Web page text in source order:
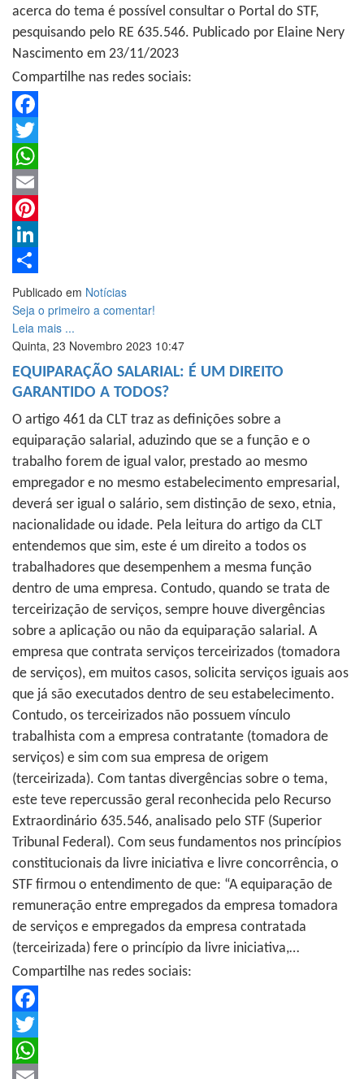
acerca do tema é possível consultar o Portal do STF,
pesquisando pelo RE 635.546. Publicado por Elaine Nery
Nascimento em 23/11/2023
Compartilhe nas redes sociais:
Facebook
Twitter
WhatsApp
Email
Pinterest
LinkedIn
Share
Publicado em Notícias
Seja o primeiro a comentar!
Leia mais ...
Quinta, 23 Novembro 2023 10:47
EQUIPARAÇÃO SALARIAL: É UM DIREITO
GARANTIDO A TODOS?
O artigo 461 da CLT traz as definições sobre a
equiparação salarial, aduzindo que se a função e o
trabalho forem de igual valor, prestado ao mesmo
empregador e no mesmo estabelecimento empresarial,
deverá ser igual o salário, sem distinção de sexo, etnia,
nacionalidade ou idade. Pela leitura do artigo da CLT
entendemos que sim, este é um direito a todos os
trabalhadores que desempenhem a mesma função
dentro de uma empresa. Contudo, quando se trata de
terceirização de serviços, sempre houve divergências
sobre a aplicação ou não da equiparação salarial. A
empresa que contrata serviços terceirizados (tomadora
de serviços), em muitos casos, solicita serviços iguais aos
que já são executados dentro de seu estabelecimento.
Contudo, os terceirizados não possuem vínculo
trabalhista com a empresa contratante (tomadora de
serviços) e sim com sua empresa de origem
(terceirizada). Com tantas divergências sobre o tema,
este teve repercussão geral reconhecida pelo Recurso
Extraordinário 635.546, analisado pelo STF (Superior
Tribunal Federal). Com seus fundamentos nos princípios
constitucionais da livre iniciativa e livre concorrência, o
STF firmou o entendimento de que: “A equiparação de
remuneração entre empregados da empresa tomadora
de serviços e empregados da empresa contratada
(terceirizada) fere o princípio da livre iniciativa,…
Compartilhe nas redes sociais:
Facebook
Twitter